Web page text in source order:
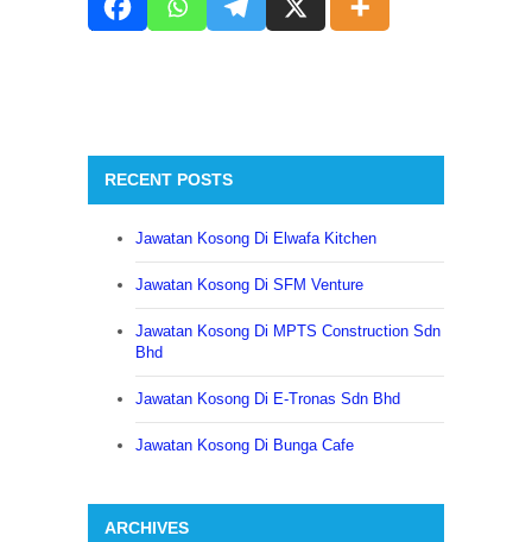
16th Mar 2020
RECENT POSTS
Jawatan Kosong Di Elwafa Kitchen
Jawatan Kosong Di SFM Venture
Jawatan Kosong Di MPTS Construction Sdn
Bhd
Jawatan Kosong Di E-Tronas Sdn Bhd
Jawatan Kosong Di Bunga Cafe
ARCHIVES